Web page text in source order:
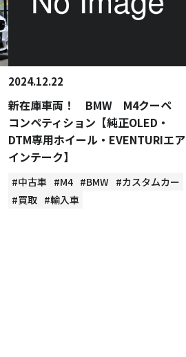
2024.12.22
新在庫車両！ BMW M4クーペ
コンペティション【純正OLED・
DTM専用ホイール・EVENTURIエア
インテーク】
#中古車 #M4 #BMW #カスタムカー
#買取 #輸入車